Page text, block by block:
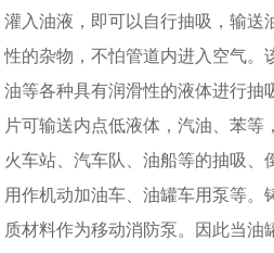
灌入油液，即可以自行抽吸，输送
性的杂物，不怕管道内进入空气。
油等各种具有润滑性的液体进行抽
片可输送内点低液体，汽油、苯等
火车站、汽车队、油船等的抽吸、
用作机动加油车、油罐车用泵等。
质材料作为移动消防泵。因此当油